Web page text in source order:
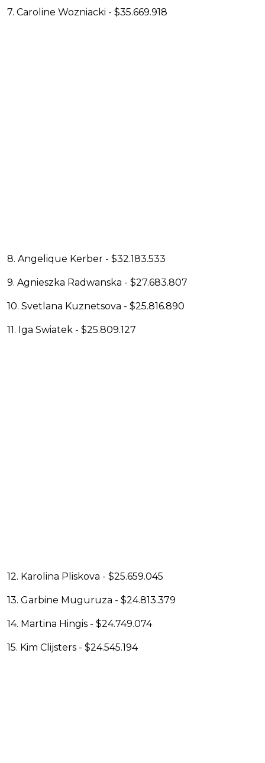
7. Caroline Wozniacki - $35.669.918
8. Angelique Kerber - $32.183.533
9. Agnieszka Radwanska - $27.683.807
10. Svetlana Kuznetsova - $25.816.890
11. Iga Swiatek - $25.809.127
12. Karolina Pliskova - $25.659.045
13. Garbine Muguruza - $24.813.379
14. Martina Hingis - $24.749.074
15. Kim Clijsters - $24.545.194